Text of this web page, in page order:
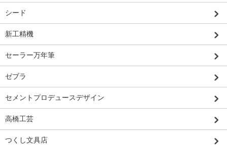
シード
新工精機
セーラー万年筆
ゼブラ
セメントプロデュースデザイン
高橋工芸
つくし文具店